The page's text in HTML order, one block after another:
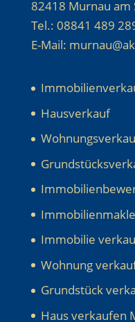
82418 Murnau am
Tel.: 08841 489
E-Mail:
Hausverkauf
Immobilie
Wohnung
Grundstück
Haus verkaufen